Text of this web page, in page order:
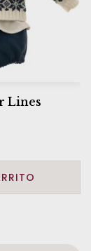
Lines